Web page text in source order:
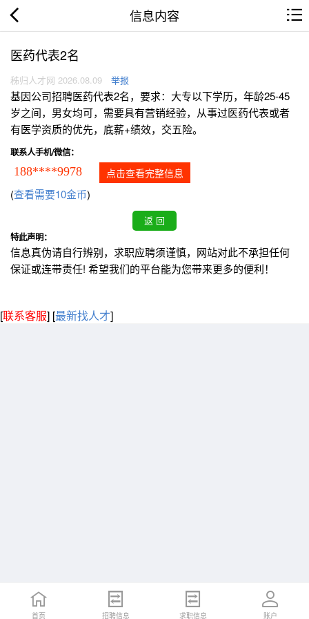
信息内容
医药代表2名
秭归人才网 2026.08.09 举报
基因公司招聘医药代表2名，要求：大专以下学历，年龄25-45
岁之间，男女均可，需要具有营销经验，从事过医药代表或者
有医学资质的优先，底薪+绩效，交五险。
联系人手机/微信：
188****9978 点击查看完整信息
(查看需要10金币)
特此声明：
信息真伪请自行辨别，求职应聘须谨慎，网站对此不承担任何
保证或连带责任! 希望我们的平台能为您带来更多的便利！
[联系客服] [最新找人才]
首页 招聘信息 求职信息 账户